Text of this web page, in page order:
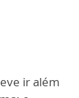
ir além